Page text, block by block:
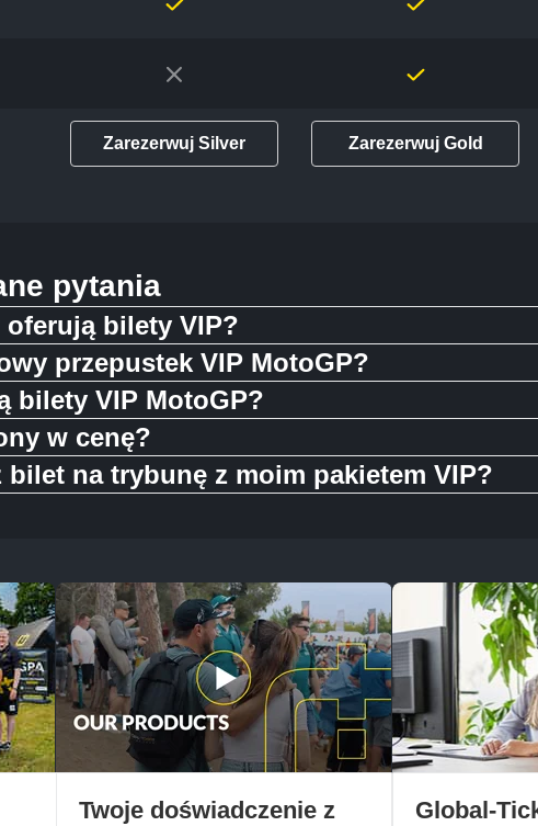
Zarezerwuj Silver Zarezerwuj Gold
pytania
bilety VIP?
przepustek VIP MotoGP?
bilety VIP MotoGP?
w cenę?
na trybunę z moim pakietem VIP?
Twoje doświadczenie z
Global-